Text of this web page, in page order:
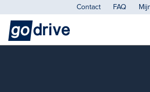
Contact FAQ